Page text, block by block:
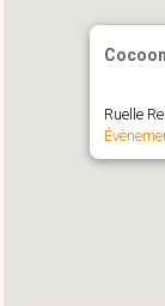
Ruelle